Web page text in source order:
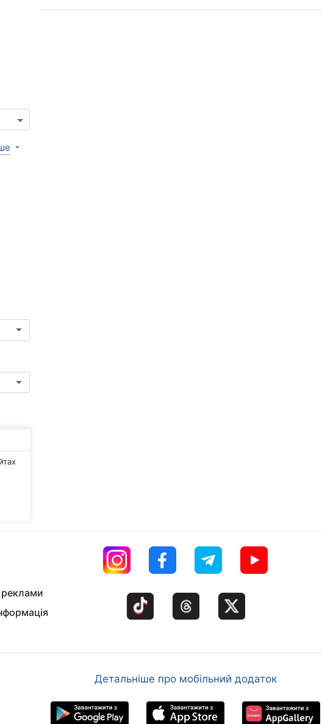
Детальніше про мобільний додаток